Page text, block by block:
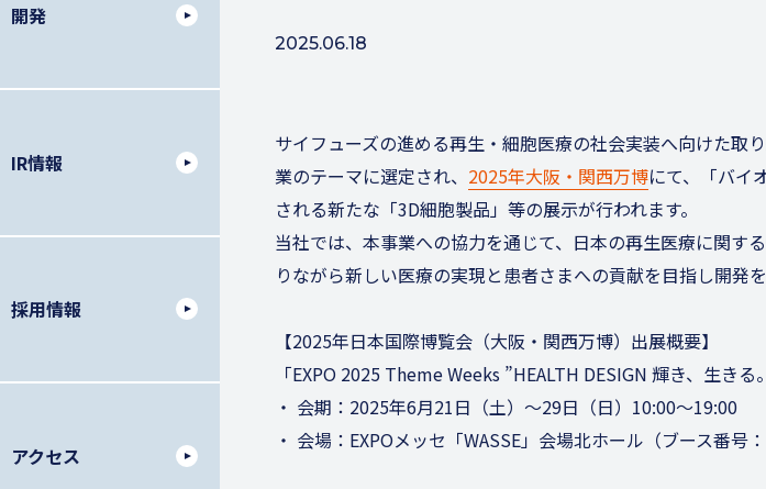
開発
IR情報
採用情報
アクセス
2025.06.18
サイフューズの進める再生・細胞医療の社会実装へ向けた取
業のテーマに選定され、 2025年大阪・関西万博にて、「バイ
される新たな「3D細胞製品」等の展示が行われます。
当社では、本事業への協力を通じて、日本の再生医療に関す
りながら新しい医療の実現と患者さまへの貢献を目指し開発を
【2025年日本国際博覧会（大阪・関西万博）出展概要】
「EXPO 2025 Theme Weeks ”HEALTH DESIGN 輝き、生き
・ 会期：2025年6月21日（土）～29日（日）10:00～19:00
・ 会場：EXPOメッセ「WASSE」会場北ホール（ブース番号：